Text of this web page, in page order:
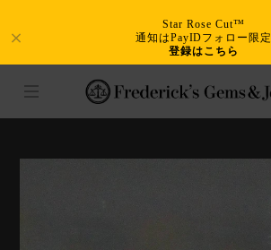
Star Rose Cut™
通知はPayIDフォロー限定
登録はこちら